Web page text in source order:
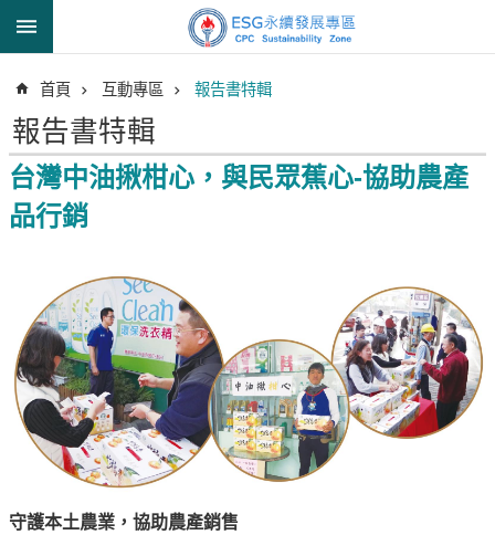
跳到主要內容區塊
階
搜
尋
油
誠
信
治
理
中
首頁 互動專區 報告書特輯
報告書特輯
台灣中油揪柑心，與民眾蕉心-協助農產
品行銷
守護本土農業，協助農產銷售